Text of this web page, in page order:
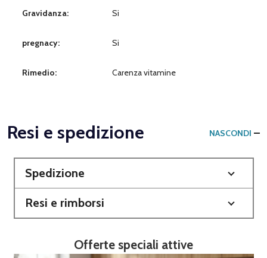
Gravidanza: Si
pregnacy: Si
Rimedio: Carenza vitamine
Resi e spedizione NASCONDI
Spedizione
Resi e rimborsi
Offerte speciali attive